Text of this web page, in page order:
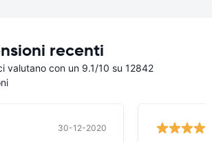
recenti
valutano con un 9.1/10 su 12842
30-12-2020